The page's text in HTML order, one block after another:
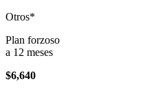
Otros*
Plan forzoso
a 12 meses
$6,640